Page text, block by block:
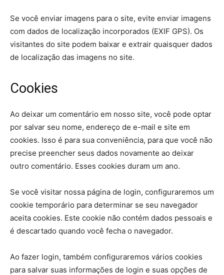
Se você enviar imagens para o site, evite enviar imagens
com dados de localização incorporados (EXIF GPS). Os
visitantes do site podem baixar e extrair quaisquer dados
de localização das imagens no site.
Cookies
Ao deixar um comentário em nosso site, você pode optar
por salvar seu nome, endereço de e-mail e site em
cookies. Isso é para sua conveniência, para que você não
precise preencher seus dados novamente ao deixar
outro comentário. Esses cookies duram um ano.
Se você visitar nossa página de login, configuraremos um
cookie temporário para determinar se seu navegador
aceita cookies. Este cookie não contém dados pessoais e
é descartado quando você fecha o navegador.
Ao fazer login, também configuraremos vários cookies
para salvar suas informações de login e suas opções de